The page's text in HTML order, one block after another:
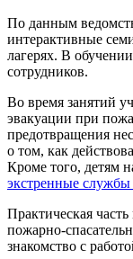
По данным
интерактивные
лагерях. В
сотрудников.
Во время занятий
эвакуации при
предотвращения
о том, как
Кроме того, детям
экстренные
Практическая
пожарно-
знакомство с